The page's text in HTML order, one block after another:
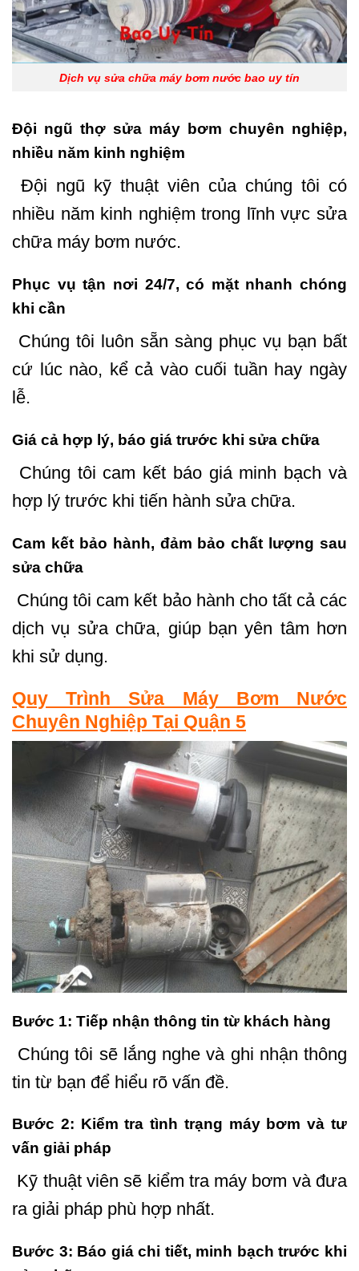
Dịch vụ sửa chữa máy bơm nước bao uy tín
Đội ngũ thợ sửa máy bơm chuyên nghiệp,
nhiều năm kinh nghiệm
Đội ngũ kỹ thuật viên của chúng tôi có
nhiều năm kinh nghiệm trong lĩnh vực sửa
chữa máy bơm nước.
Phục vụ tận nơi 24/7, có mặt nhanh chóng
khi cần
Chúng tôi luôn sẵn sàng phục vụ bạn bất
cứ lúc nào, kể cả vào cuối tuần hay ngày
lễ.
Giá cả hợp lý, báo giá trước khi sửa chữa
Chúng tôi cam kết báo giá minh bạch và
hợp lý trước khi tiến hành sửa chữa.
Cam kết bảo hành, đảm bảo chất lượng sau
sửa chữa
Chúng tôi cam kết bảo hành cho tất cả các
dịch vụ sửa chữa, giúp bạn yên tâm hơn
khi sử dụng.
Quy Trình Sửa Máy Bơm Nước
Chuyên Nghiệp Tại Quận 5
Bước 1: Tiếp nhận thông tin từ khách hàng
Chúng tôi sẽ lắng nghe và ghi nhận thông
tin từ bạn để hiểu rõ vấn đề.
Bước 2: Kiểm tra tình trạng máy bơm và tư
vấn giải pháp
Kỹ thuật viên sẽ kiểm tra máy bơm và đưa
ra giải pháp phù hợp nhất.
Bước 3: Báo giá chi tiết, minh bạch trước khi